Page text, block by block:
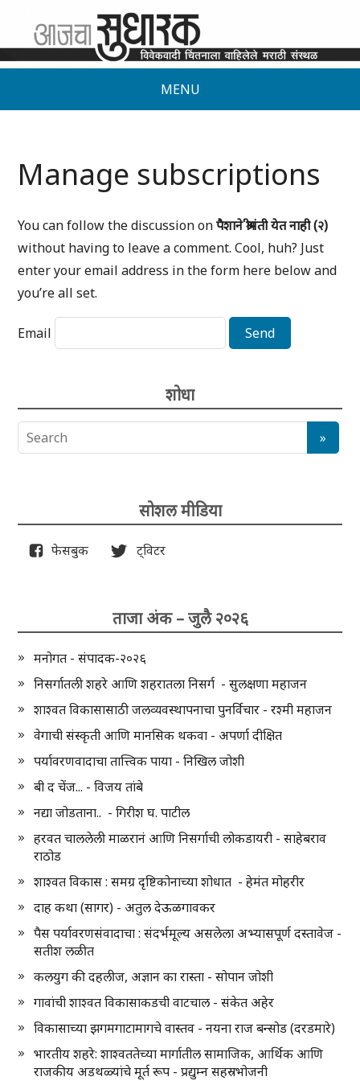
MENU
Manage subscriptions
You can follow the discussion onपैशाने श्रीमंती येत नाही (२)
without having to leave a comment. Cool, huh? Just
enter your email address in the form here below and
you’re all set.
Email
शोधा
सोशल मीडिया
फेसबुक ट्विटर
ताजा अंक – जुलै २०२६
मनोगत - संपादक-२०२६
निसर्गातली शहरे आणि शहरातला निसर्ग - सुलक्षणा महाजन
शाश्वत विकासासाठी जलव्यवस्थापनाचा पुनर्विचार - रश्मी महाजन
वेगाची संस्कृती आणि मानसिक थकवा - अपर्णा दीक्षित
पर्यावरणवादाचा तात्त्विक पाया - निखिल जोशी
बी द चेंज... - विजय तांबे
नद्या जोडताना.. - गिरीश घ. पाटील
हरवत चाललेली माळरानं आणि निसर्गाची लोकडायरी - साहेबराव
राठोड
शाश्वत विकास : समग्र दृष्टिकोनाच्या शोधात - हेमंत मोहरीर
दाह कथा (सागर) - अतुल देऊळगावकर
पैस पर्यावरणसंवादाचा : संदर्भमूल्य असलेला अभ्यासपूर्ण दस्तावेज -
सतीश लळीत
कलयुग की दहलीज, अज्ञान का रास्ता - सोपान जोशी
गावांची शाश्वत विकासाकडची वाटचाल - संकेत अहेर
विकासाच्या झगमगाटामागचे वास्तव - नयना राज बन्सोड (दरडमारे)
भारतीय शहरे: शाश्वततेच्या मार्गातील सामाजिक, आर्थिक आणि
राजकीय अडथळ्यांचे मूर्त रूप - प्रद्युम्न सहस्रभोजनी